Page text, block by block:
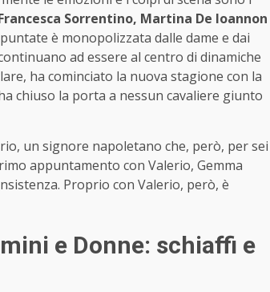
Sorrentino, Martina De Ioannon
è monopolizzata dalle dame e dai
ad essere al centro di dinamiche
ha cominciato la nuova stagione con la
chiuso la porta a nessun cavaliere giunto
un signore napoletano che, però, per sei
appuntamento con Valerio, Gemma
Proprio con Valerio, però, è
e Donne: schiaffi e